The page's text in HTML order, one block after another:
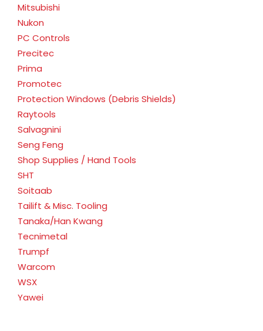
Mitsubishi
Nukon
PC Controls
Precitec
Prima
Promotec
Protection Windows (Debris Shields)
Raytools
Salvagnini
Seng Feng
Shop Supplies / Hand Tools
SHT
Soitaab
Tailift & Misc. Tooling
Tanaka/Han Kwang
Tecnimetal
Trumpf
Warcom
WSX
Yawei